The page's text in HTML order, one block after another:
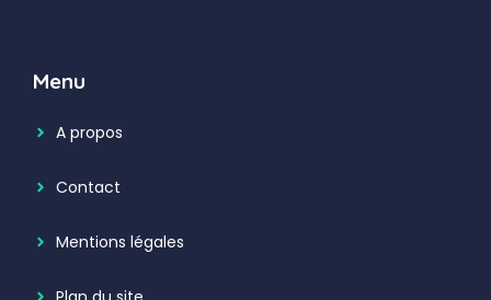
Menu
A propos
Contact
Mentions légales